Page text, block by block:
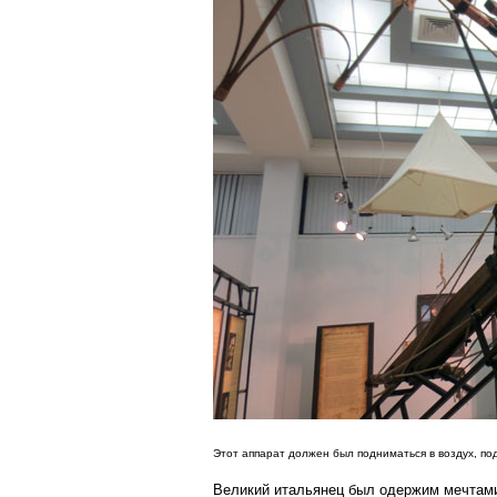
Этот аппарат должен был подниматься в воздух,
Великий итальянец был oдeржим